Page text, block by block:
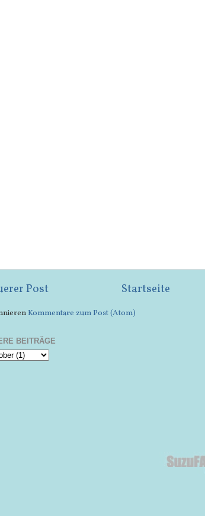
Post Startseite
Kommentare zum Post (Atom)
BEITRÄGE